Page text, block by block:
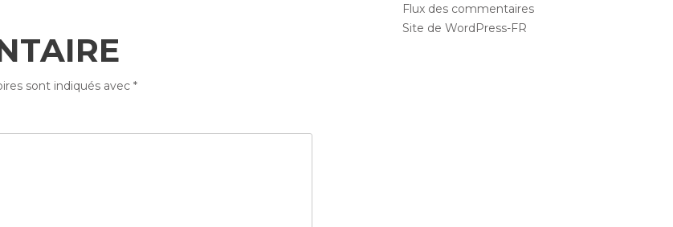
sont indiqués avec *
Flux des commentaires
Site de WordPress-FR